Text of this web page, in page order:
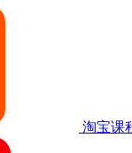
淘宝课